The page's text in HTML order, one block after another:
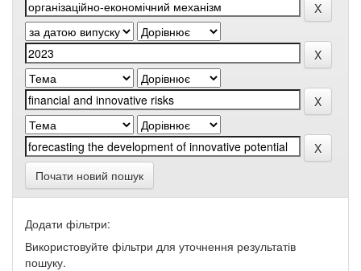
Почати новий пошук
Додати фільтри:
Використовуйте фільтри для уточнення результатів
пошуку.